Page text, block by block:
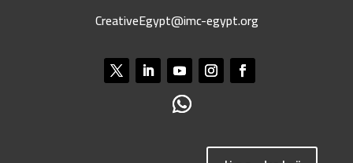
CreativeEgypt@imc-egypt.org